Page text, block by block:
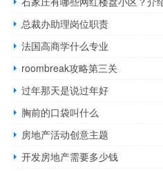
总裁办助理岗位职责
法国高商学什么专业
roombreak攻略第三关
过年那天是说过年好
胸前的口袋叫什么
房地产活动创意主题
开发房地产需要多少钱